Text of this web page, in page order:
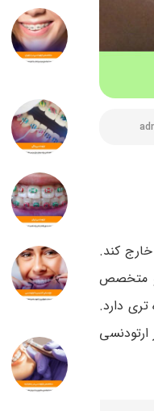
کند.
و متخصص
دارد.